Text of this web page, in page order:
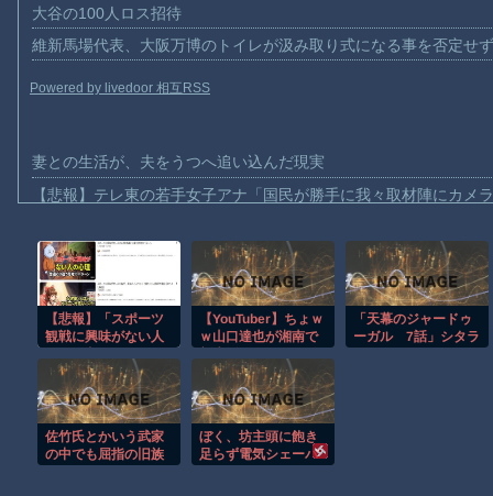
大谷の100人ロス招待
維新馬場代表、大阪万博のトイレが汲み取り式になる事を否定せ
Powered by livedoor 相互RSS
妻との生活が、夫をうつへ追い込んだ現実
【悲報】テレ東の若手女子アナ「国民が勝手に我々取材陣にカ
【珍事】サッカーの試合が原因で交通事故が起きてしまう。
【動画】急病人？横須賀の国道16号でおかしな事故が撮影される
Amazon「マンガ毎週末セール（50%還元）」アツいスポーツマ
【群馬】デカいNinja乗りさん、後方確認しない軽四に当てられて
【動画】ビッグフットの正体が判明
【動画】DJI Neo2で釣りの自撮りをしようとした男の悲劇（ノ∇`
【動画】タイのティパンコーン王子が日本人女性とデートか？
【悲報】「スポーツ
観戦に興味がない人
う内容の動画、バズ
りまくるｗｗｗｗ
【YouTuber】ちょｗ
ｗ山口達也が湘南で
きでこの価格ｗｗｗ
これが元アイドルの
悲惨な末路やろが
い！
「天幕のジャードゥ
ーガル 7話」シタラ
佐竹氏とかいう武家
の中でも屈指の旧族
ぼく、坊主頭に飽き
足らず電気シェーバ